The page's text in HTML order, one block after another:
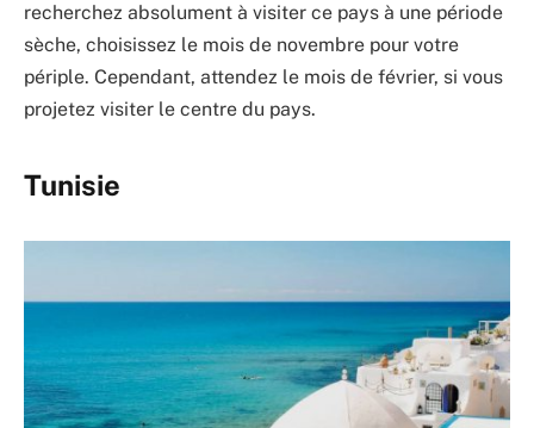
recherchez absolument à visiter ce pays à une période
sèche, choisissez le mois de novembre pour votre
périple. Cependant, attendez le mois de février, si vous
projetez visiter le centre du pays.
Tunisie